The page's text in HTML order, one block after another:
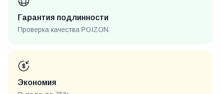
Гарантия подлинности
Проверка качества POIZON
Экономия